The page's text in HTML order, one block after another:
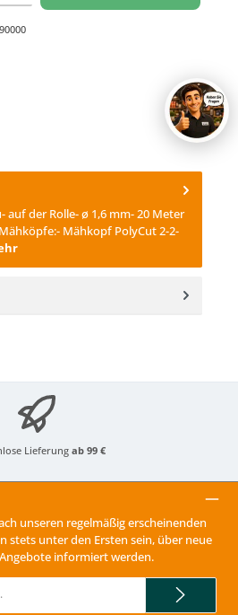
auf der Rolle- ø 1,6 mm- 20 Meter
Mähkopf PolyCut 2-2-
Lieferung ab 99 €
unseren regelmäßig erscheinenden
stets unter den Ersten sein, über neue
informiert werden.
Mail-